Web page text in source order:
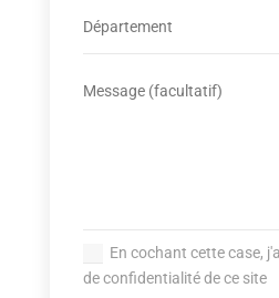
En cochant cette case,
de confidentialité de ce site